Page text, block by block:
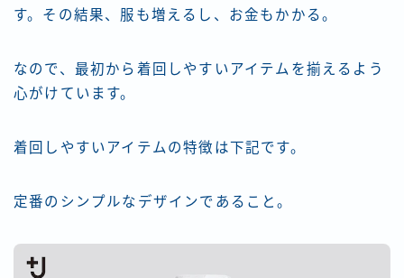
す。その結果、服も増えるし、お金もかかる。
なので、最初から着回しやすいアイテムを揃えるよう
心がけています。
着回しやすいアイテムの特徴は下記です。
定番のシンプルなデザインであること。